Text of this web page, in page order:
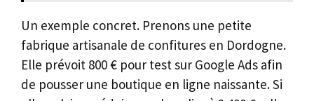
Un exemple concret. Prenons une petite
fabrique artisanale de confitures en Dordogne.
Elle prévoit 800 € pour test sur Google Ads afin
de pousser une boutique en ligne naissante. Si